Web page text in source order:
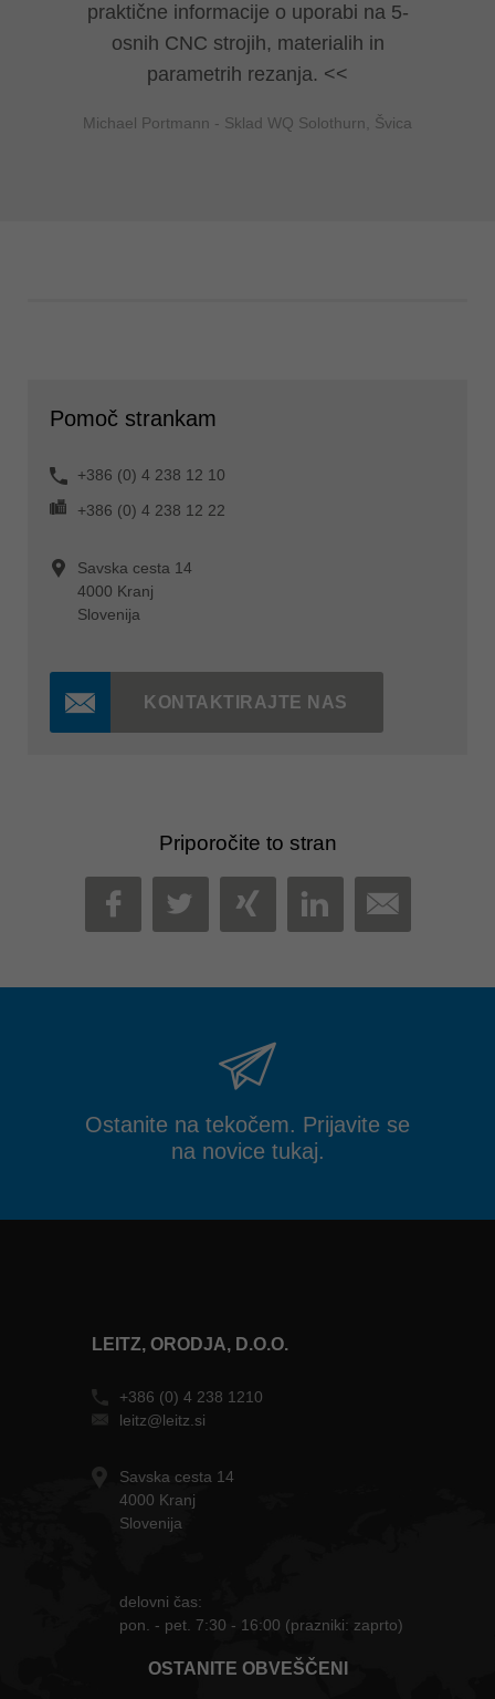
praktične informacije o uporabi na 5-
osnih CNC strojih, materialih in
parametrih rezanja.
Michael Portmann - Sklad WQ Solothurn, Švica
Pomoč strankam
+386 (0) 4 238 12 10
+386 (0) 4 238 12 22
Savska cesta 14
4000 Kranj
Slovenija
KONTAKTIRAJTE NAS
Priporočite to stran
FACEBOOK
TWITTER
XINGLINKEDIN
MAIL
Ostanite na tekočem. Prijavite se
na novice tukaj.
LEITZ, ORODJA, D.O.O.
+386 (0) 4 238 1210
leitz@leitz.si
Savska cesta 14
4000 Kranj
Slovenija
delovni čas:
pon. - pet. 7:30 - 16:00 (prazniki: zaprto)
OSTANITE OBVEŠČENI